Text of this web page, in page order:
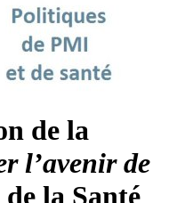
de la
l’avenir de
la Santé